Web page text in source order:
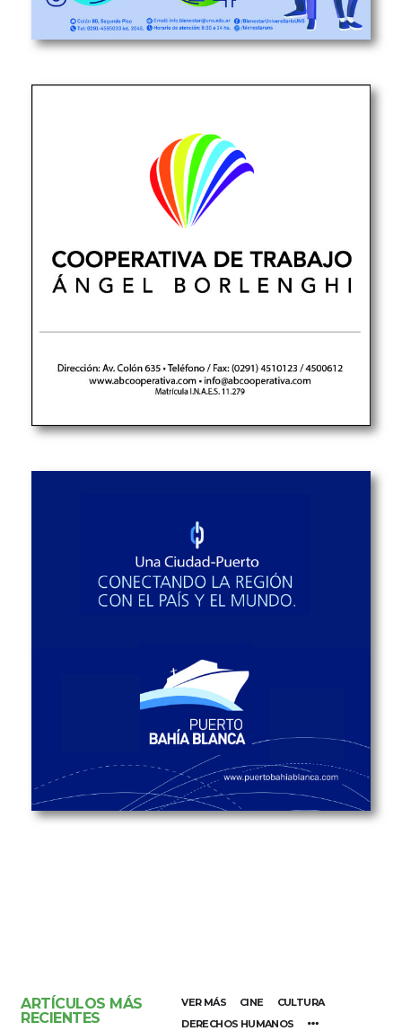
ARTÍCULOS MÁS
RECIENTES
VER MÁS CINE
CULTURA
DERECHOS HUMANOS